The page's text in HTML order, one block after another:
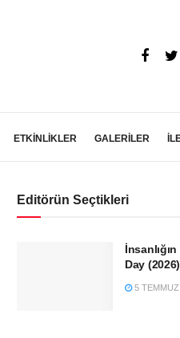
ETKİNLİKLER GALERİLER
Editörün Seçtikleri
Day (2026)
5 TEMMUZ